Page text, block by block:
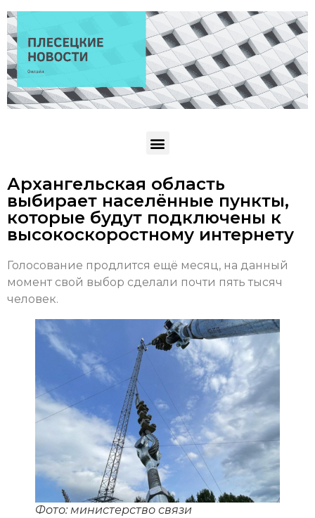
Архангельская область
выбирает населённые пункты,
которые будут подключены к
высокоскоростному интернету
Голосование продлится ещё месяц, на данный
момент свой выбор сделали почти пять тысяч
человек.
Фото: министерство связи